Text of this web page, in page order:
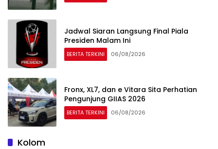
Jadwal Siaran Langsung Final Piala
Presiden Malam Ini
BERITA TERKINI 06/08/2026
Fronx, XL7, dan e Vitara Sita Perhatian
Pengunjung GIIAS 2026
BERITA TERKINI 06/08/2026
Kolom